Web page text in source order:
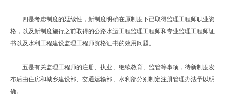
四是考虑制度的延续性，新制度明确在原制度下已取得监理工程师职业资
格，以及新制度施行之前取得的公路水运工程监理工程师和专业监理工程师证
书以及水利工程建设监理工程师资格证书的效用问题。
五是有关监理工程师的注册、执业、继续教育、监管等事项，待新制度发
布后由住房和城乡建设部、交通运输部、水利部分别制定注册管理办法予以明
确。